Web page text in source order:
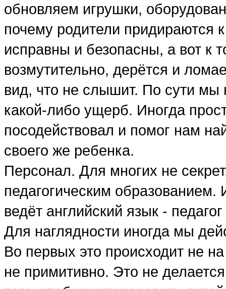
обновляем игрушки,
почему родители придираются
исправны и безопасны, а вот к
возмутительно, дерётся и
вид, что не слышит. По сути мы
какой-либо ущерб. Иногда
посодействовал и помог нам
своего же ребенка.
Персонал. Для многих не
педагогическим
ведёт английский язык -
Для наглядности иногда мы
Во первых это происходит не
не примитивно. Это не